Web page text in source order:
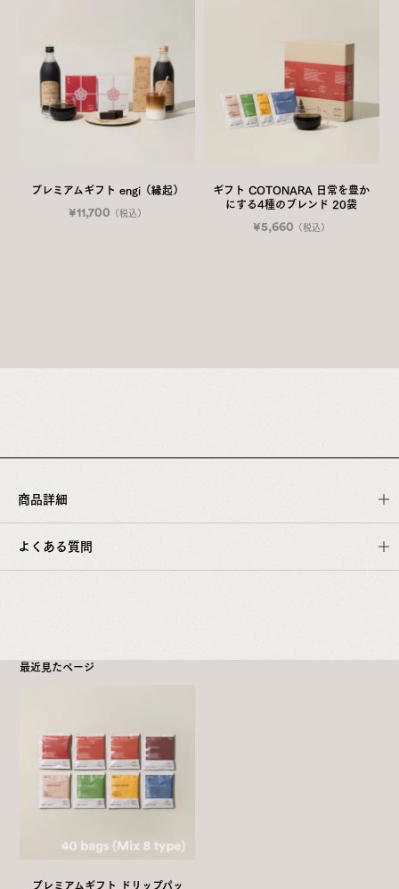
プレミアムギフト engi（縁起）
¥11,700 （税込）
ギフト COTONARA 日常を豊か
にする4種のブレンド 20袋
¥5,660 （税込）
商品詳細
よくある質問
最近見たページ
プレミアムギフト ドリップパッ